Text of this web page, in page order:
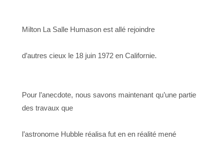
Milton La Salle Humason est allé rejoindre
d’autres cieux le 18 juin 1972 en Californie.
Pour l’anecdote, nous savons maintenant qu’une partie
des travaux que
l’astronome Hubble réalisa fut en en réalité mené